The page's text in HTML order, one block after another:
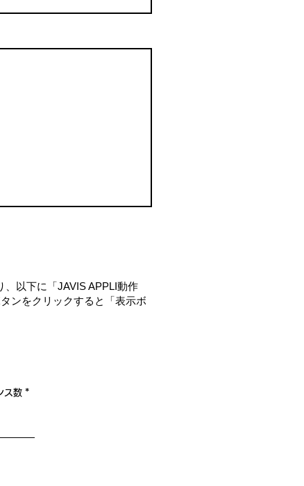
以下に「JAVIS APPLI動作
ンをクリックすると「表示ボ
ス数